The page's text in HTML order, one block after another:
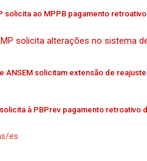
solicita ao MPPB pagamento
solicita alterações no sistema
ANSEM solicitam extensão de
solicita à PBPrev pagamento
es